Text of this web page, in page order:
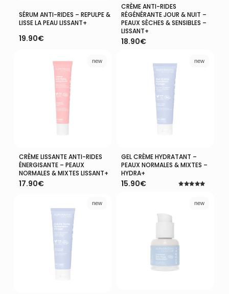
VOTRE PANIER EST VIDE.
Aller À La Boutique
Ajouter Au Panier
SÉRUM ANTI-RIDES – REPULPE &
LISSE LA PEAU LISSANT+
19.90€
Ajouter Au Panier
CRÈME ANTI-RIDES
RÉGÉNÉRANTE JOUR & NUIT –
PEAUX SÈCHES & SENSIBLES –
LISSANT+
18.90€
new
Ajouter Au Panier
CRÈME LISSANTE ANTI-RIDES
ÉNERGISANTE – PEAUX
NORMALES & MIXTES LISSANT+
17.90€
new
Ajouter Au Panier
GEL CRÈME HYDRATANT –
PEAUX NORMALES & MIXTES –
HYDRA+
15.90€
new new